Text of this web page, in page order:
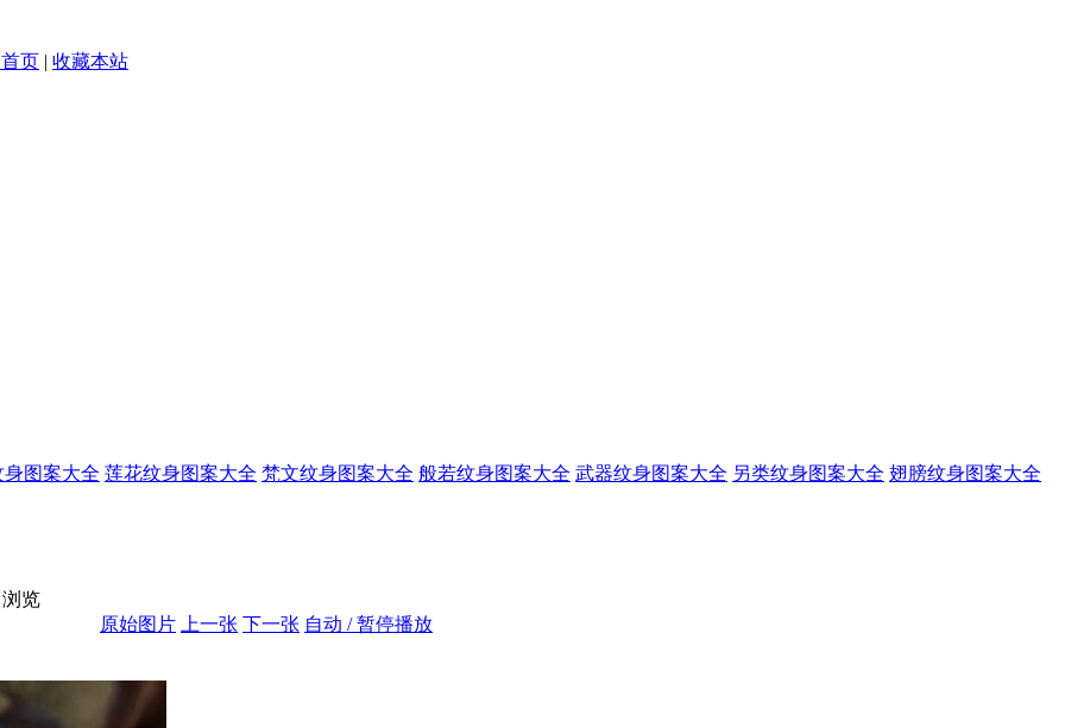
页 | 收藏本站
身图案大全 莲花纹身图案大全 梵文纹身图案大全 般若纹身图案大全 武器纹身图案大全 另类纹身图案大全 翅膀纹身图案大全
浏览
原始图片 上一张 下一张 自动 / 暂停播放